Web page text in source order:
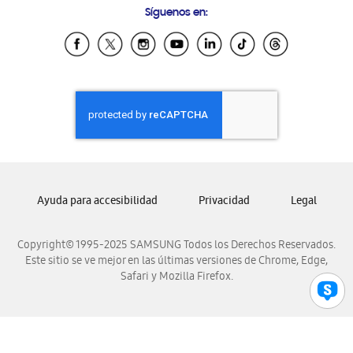
Samsung Ecuador
Samsung El Salvador
Samsung Honduras
Samsung Nicaragua
Samsung Panamá
Samsung Venezuela
Síguenos en:
Copyright© 1995-2025 SAMSUNG Todos los Derechos Reservados.
Este sitio se ve mejor en las últimas versiones de Chrome, Edge,
Safari y Mozilla Firefox.
Ayuda para accesibilidad Privacidad Legal